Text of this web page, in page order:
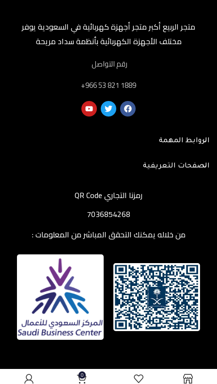
متجر الربيع أكبر متجر أجهزة كهربائية في السعودية يوفر
مختلف الأجهزة الكهربائية بأنظمة سداد مريحة
رقم التواصل
‎+966 53 821 1889
الروابط المهمة
الصفحات التعريفية
رمزنا التجاري QR Code
7036854268
من خلاله يمكنك التحقق المباشر من المعلومات :
0